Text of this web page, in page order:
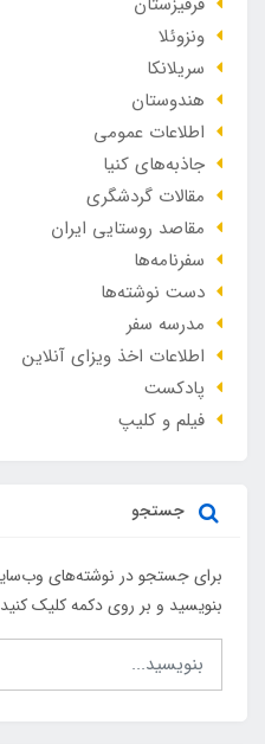
ونزوئلا
سریلانکا
هندوستان
اطلاعات عمومی
جاذبه‌های کنیا
مقالات گردشگری
مقاصد روستایی ایران
سفرنامه‌ها
دست نوشته‌ها
مدرسه سفر
اطلاعات اخذ ویزای آنلاین
پادکست
فیلم و کلیپ
جستجو
برای جستجو در نوشته‌های
بنویسید و بر روی دکمه کلیک